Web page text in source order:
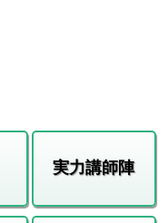
実力講師陣